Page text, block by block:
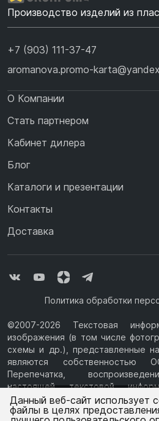
Производство изделий из
+7 (903) 111-37-47
aromanova.promo-
О Компании
Стать партнером
Кабинет дилера
Блог
Каталоги и презентации
Контакты
Доставка
Политика обработки
©2007-2026 Текстовая
изображения (в том числе
схемы и др.), представленные
являются
Перепечатка,
настоящей текстовой
изображений с Сайта
разрешения ООО «ЭкоПром СПб»
Ваш город —
Данный веб-сайт использует
файлы в целях